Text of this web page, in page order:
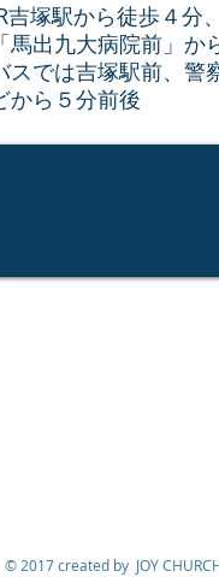
吉塚駅から徒歩４分
「馬出九大病院前」か
スでは吉塚駅前、警
から５分前後
© 2017 created by JOY